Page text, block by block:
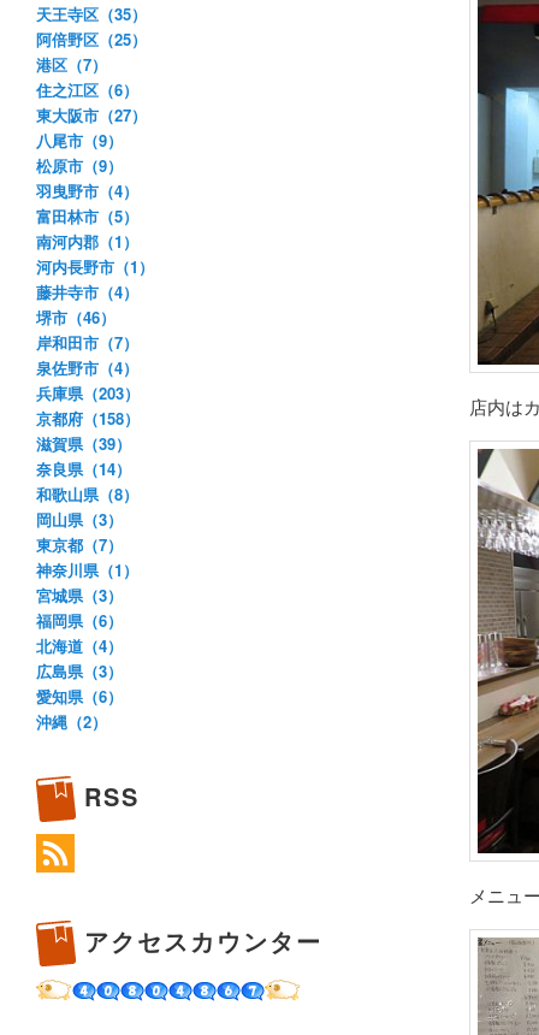
店内は
メニュ
天王寺区（35）
阿倍野区（25）
港区（7）
住之江区（6）
東大阪市（27）
八尾市（9）
松原市（9）
羽曳野市（4）
富田林市（5）
南河内郡（1）
河内長野市（1）
藤井寺市（4）
堺市（46）
岸和田市（7）
泉佐野市（4）
兵庫県（203）
京都府（158）
滋賀県（39）
奈良県（14）
和歌山県（8）
岡山県（3）
東京都（7）
神奈川県（1）
宮城県（3）
福岡県（6）
北海道（4）
広島県（3）
愛知県（6）
沖縄（2）
RSS
アクセスカウンター